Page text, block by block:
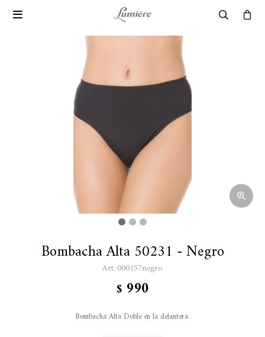

Bombacha Alta 50231 - Negro
000157negro
$ 990
Bombacha Alta Doble en la delantera.